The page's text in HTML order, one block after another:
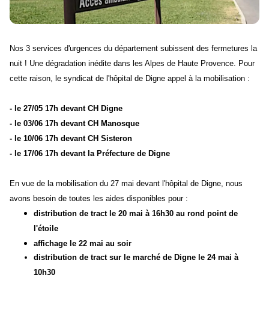
Nos 3 services d'urgences du département subissent des fermetures la
nuit ! Une dégradation inédite dans les Alpes de Haute Provence. Pour
cette raison, le syndicat de l'hôpital de Digne appel à la mobilisation :
- le 27/05 17h devant CH Digne
- le 03/06 17h devant CH Manosque
- le 10/06 17h devant CH Sisteron
- le 17/06 17h devant la Préfecture de Digne
En vue de la mobilisation du 27 mai devant l'hôpital de Digne, nous
avons besoin de toutes les aides disponibles pour :
distribution de tract le 20 mai à 16h30 au rond point de
l'étoile
affichage le 22 mai au soir
distribution de tract sur le marché de Digne le 24 mai à
10h30